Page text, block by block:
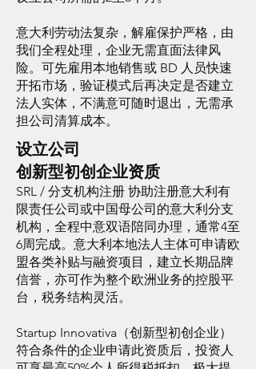
意大利劳动法复杂，解雇保护严格，由
我们全程处理，企业无需直面法律风
险。可先雇用本地销售或 BD 人员快速
开拓市场，验证模式后再决定是否建立
法人实体，不满意可随时退出，无需承
担公司清算成本。
设立公司
创新型初创企业资质
SRL / 分支机构注册 协助注册意大利有
限责任公司或中国母公司的意大利分支
机构，全程中意双语陪同办理，通常4至
6周完成。意大利本地法人主体可申请欧
盟各类补贴与融资项目，建立长期品牌
信誉，亦可作为整个欧洲业务的控股平
台，税务结构灵活。
Startup Innovativa（创新型初创企业）
符合条件的企业申请此资质后，投资人